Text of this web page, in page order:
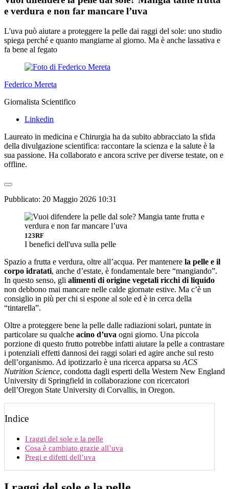
e verdura e non far mancare l’uva
L'uva può aiutare a proteggere la pelle dai raggi del sole: uno studio
spiega perché e quanto mangiarne al giorno. Ma è anche lassativa e
fa bene al fegato
Federico Mereta
Giornalista Scientifico
Linkedin
Laureato in medicina e Chirurgia ha da subito abbracciato la sfida
della divulgazione scientifica: raccontare la scienza e la salute è la
sua passione. Ha collaborato e ancora scrive per diverse testate, on e
offline.
Pubblicato: 20 Maggio 2026 10:31
123RF
I benefici dell'uva sulla pelle
Spazio a frutta e verdura, oltre all’acqua. Per mantenere la pelle e il
corpo idratati, anche d’estate, è fondamentale bere “mangiando”.
In questo senso, gli alimenti di origine vegetali ricchi di liquido
non debbono mai mancare nelle calde giornate estive. Ma c’è un
consiglio in più per chi si espone al sole ed è in cerca della
“tintarella”.
Oltre a proteggere bene la pelle dalle radiazioni solari, puntate in
particolare su qualche acino d’uva ogni giorno. Una piccola
porzione di questo frutto potrebbe infatti aiutare la pelle a contrastare
i potenziali effetti dannosi dei raggi solari ed agire anche sul resto
dell’organismo. Ad ipotizzarlo è una ricerca apparsa su ACS
Nutrition Science, condotta dagli esperti della Western New England
University di Springfield in collaborazione con ricercatori
dell’Oregon State University di Corvallis, in Oregon.
Indice
I raggi del sole e la pelle
Cosa è cambiato grazie all’uva
Pregi e difetti dell’uva